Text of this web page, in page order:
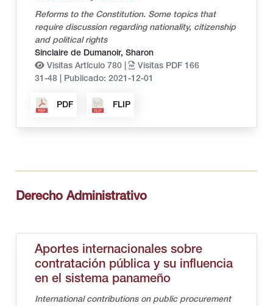
Reforms to the Constitution. Some topics that
require discussion regarding nationality, citizenship
and political rights
Sinclaire de Dumanoir, Sharon
Visitas Artículo 780 |
Visitas PDF 166
31-48
Publicado: 2021-12-01
PDF FLIP
Derecho Administrativo
Aportes internacionales sobre
contratación pública y su influencia
en el sistema panameño
International contributions on public procurement